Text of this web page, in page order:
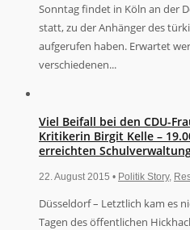
Sonntag findet in Köln an der
statt, zu der Anhänger des
aufgerufen haben. Erwartet
verschiedenen...
Viel Beifall bei den CDU-
Kritikerin Birgit Kelle –
erreichten
22. August 2015 • Politik Story,
Düsseldorf – Letztlich kam es
Tagen des öffentlichen